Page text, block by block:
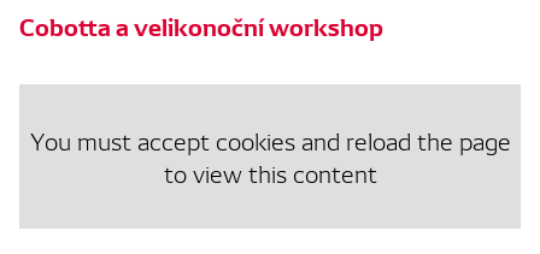
Cobotta a velikonoční workshop
You must accept cookies and reload the page
to view this content